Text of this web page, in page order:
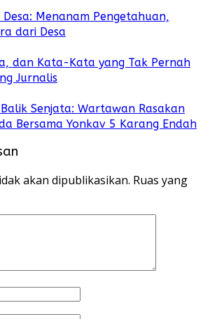
Menanam Pengetahuan,
dari Desa
dan Kata-Kata yang Tak Pernah
Jurnalis
Senjata: Wartawan Rasakan
Bersama Yonkav 5 Karang Endah
akan dipublikasikan. Ruas yang